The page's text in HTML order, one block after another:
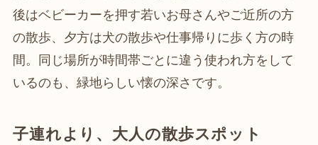
後はベビーカーを押す若いお母さんやご近所の方
の散歩、夕方は犬の散歩や仕事帰りに歩く方の時
間。同じ場所が時間帯ごとに違う使われ方をして
いるのも、緑地らしい懐の深さです。
子連れより、大人の散歩スポット